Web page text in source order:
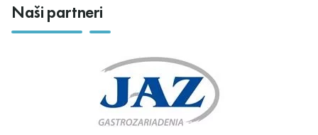
Naši partneri